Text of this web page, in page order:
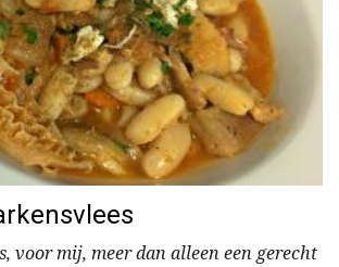
voor mij, meer dan alleen een gerecht